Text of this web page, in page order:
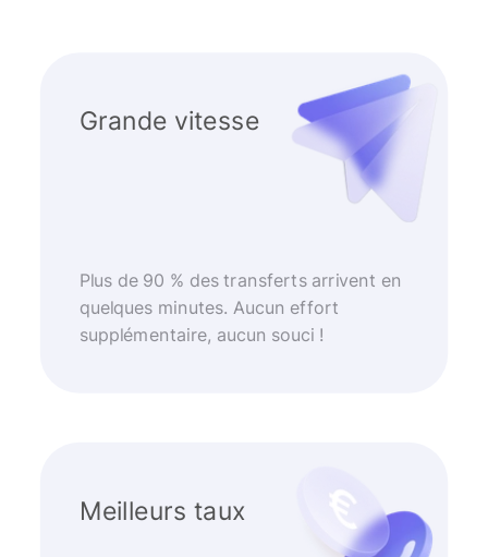
Grande vitesse
Plus de 90 % des transferts arrivent en
quelques minutes. Aucun effort
supplémentaire, aucun souci !
Meilleurs taux